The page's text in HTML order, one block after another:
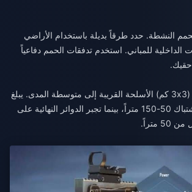
النشطة. حدد طرقاً بديلة باستخدام الأراضي
الداخلية للمباني. استخدم تدفقات الحمم دفاعياً
تفضل مساحة بارامو (3x3 كم) الأسلحة القريبة إلى متوسطة المدى. يبلغ
متوسط مسافات الاشتباك 50-150 متراً، بينما تجبر الدوائر النهائية على
متراً.